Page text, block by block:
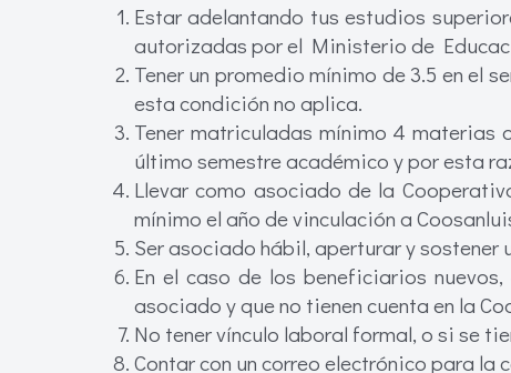
Estar adelantando tus estudios
autorizadas por el Ministerio de
Tener un promedio mínimo de 3.5 en el
esta condición no aplica.
Tener matriculadas mínimo 4
último semestre académico y por esta
Llevar como asociado de la
mínimo el año de vinculación a
Ser asociado hábil, aperturar y sostener
En el caso de los beneficiarios
asociado y que no tienen cuenta en la
No tener vínculo laboral formal, o si se
Contar con un correo electrónico para la